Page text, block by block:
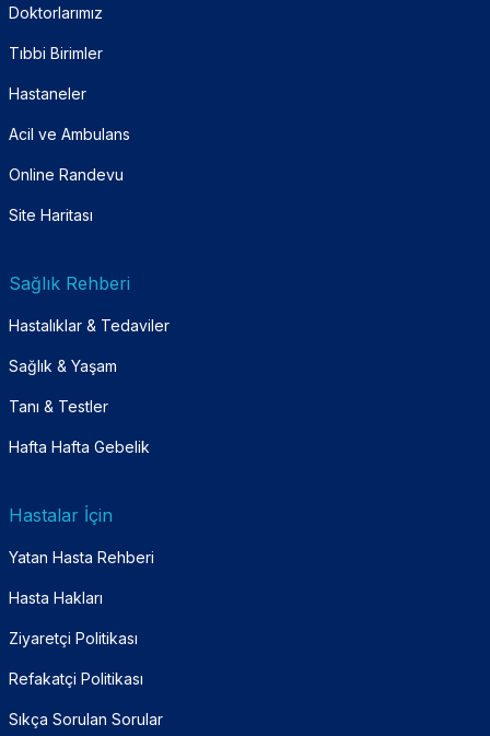
Doktorlarımız
Tıbbi Birimler
Hastaneler
Acil ve Ambulans
Online Randevu
Site Haritası
Sağlık Rehberi
Hastalıklar & Tedaviler
Sağlık & Yaşam
Tanı & Testler
Hafta Hafta Gebelik
Hastalar İçin
Yatan Hasta Rehberi
Hasta Hakları
Ziyaretçi Politikası
Refakatçi Politikası
Sıkça Sorulan Sorular